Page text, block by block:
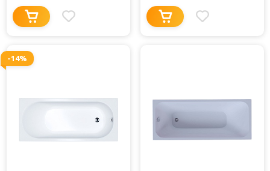
-14%